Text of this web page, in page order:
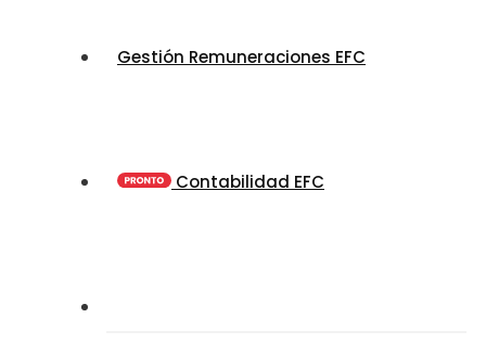
Gestión Remuneraciones EFC
Contabilidad EFC